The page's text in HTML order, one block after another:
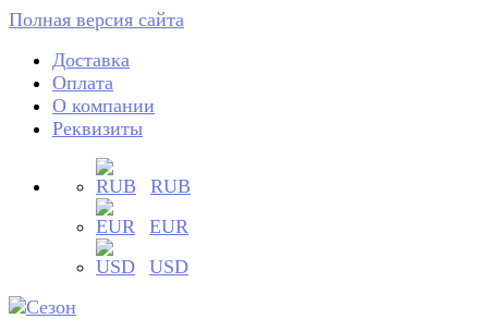
Полная версия сайта
Доставка
Оплата
О компании
Реквизиты
RUB
EUR
USD